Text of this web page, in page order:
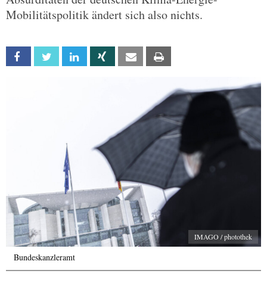
Mobilitätspolitik ändert sich also nichts.
Facebook Twitter Linkedin Xing Email
IMAGO / photothek
Bundeskanzleramt